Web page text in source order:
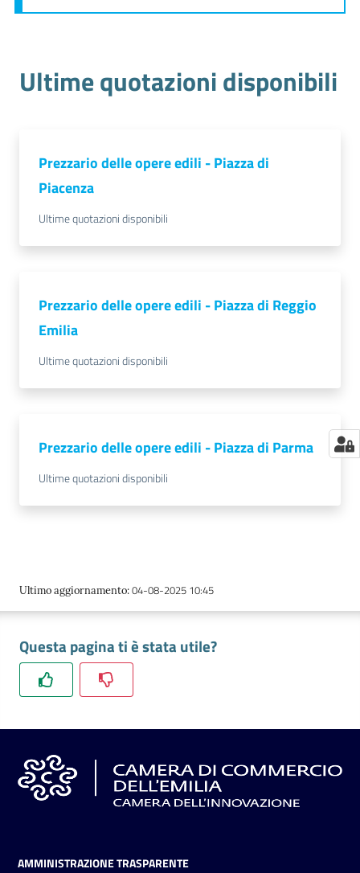
su
Ultime quotazioni disponibili
Prezzario delle opere edili - Piazza di
Piacenza
Ultime quotazioni disponibili
Prezzario delle opere edili - Piazza di Reggio
Emilia
Ultime quotazioni disponibili
Prezzario delle opere edili - Piazza di Parma
Ultime quotazioni disponibili
Ultimo aggiornamento:04-08-2025 10:45
Questa pagina ti è stata utile?
AMMINISTRAZIONE TRASPARENTE